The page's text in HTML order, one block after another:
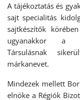
A tájékoztatás és
sajt specialitás
sajtkészítők
ugyanakkor a
Társulásnak
márkanevet.
Mindezek mellett
elnöke a Régiók